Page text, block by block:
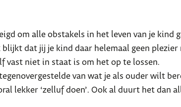
om alle obstakels in het leven van je
dat jij je kind daar helemaal geen
vast niet in staat is om het op te lossen.
van wat je als ouder wilt
lekker ‘zelluf doen’. Ook al duurt het